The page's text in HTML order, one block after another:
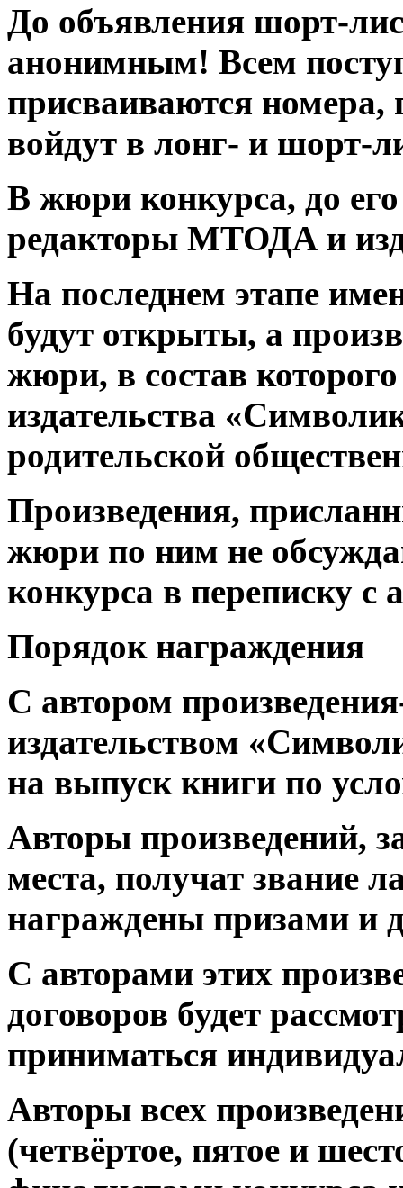
До объявления шорт-
анонимным! Всем
присваиваются номера,
войдут в лонг- и шорт-
В жюри конкурса, до его
редакторы МТОДА и
На последнем этапе
будут открыты, а
жюри, в состав
издательства
родительской
Произведения,
жюри по ним не
конкурса в переписку с
Порядок награждения
С автором
издательством
на выпуск книги по
Авторы произведений,
места, получат звание
награждены призами и
С авторами этих
договоров будет
приниматься
Авторы всех
(четвёртое, пятое и